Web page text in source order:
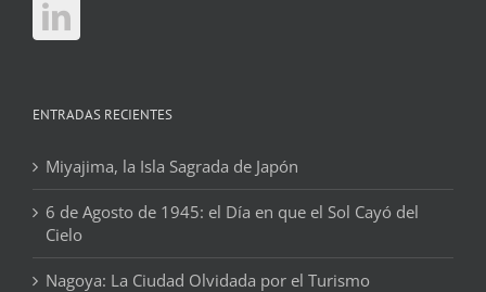
ENTRADAS RECIENTES
Miyajima, la Isla Sagrada de Japón
6 de Agosto de 1945: el Día en que el Sol Cayó del
Cielo
Nagoya: La Ciudad Olvidada por el Turismo